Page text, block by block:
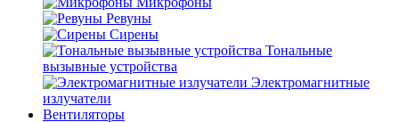
Ревуны
Сирены
Тональные
вызывные устройства
Электромагнитные
излучатели
Вентиляторы